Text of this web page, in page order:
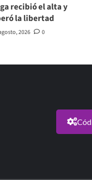
recibió el alta y
la libertad
2026 0